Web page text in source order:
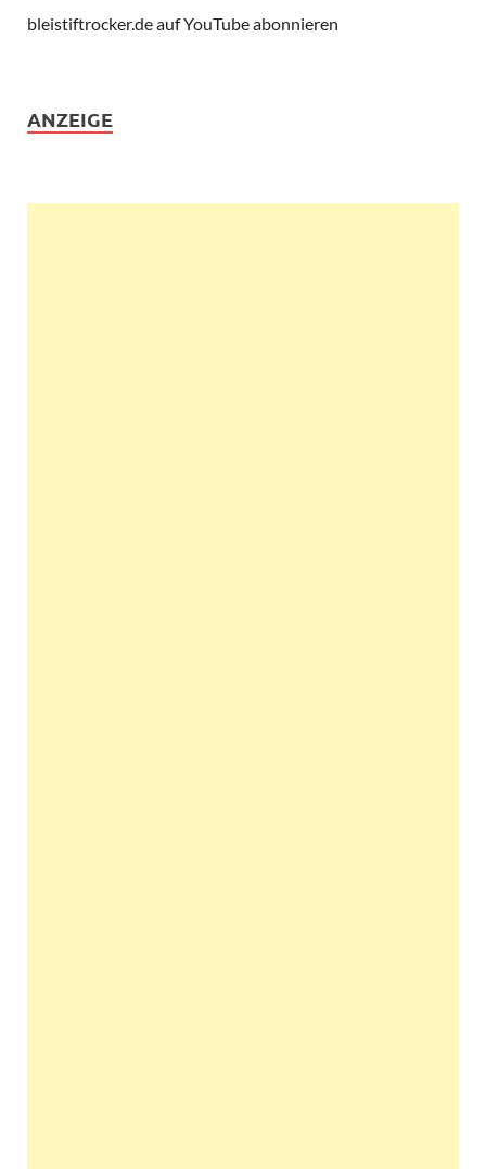
bleistiftrocker.de auf YouTube abonnieren
ANZEIGE